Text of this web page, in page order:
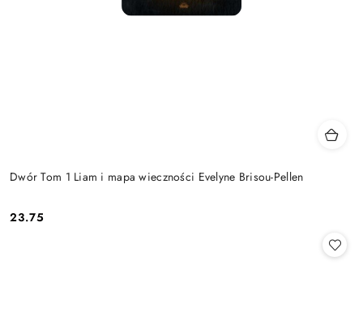
Dwór Tom 1 Liam i mapa wieczności Evelyne Brisou-Pellen
Cena:
23.75